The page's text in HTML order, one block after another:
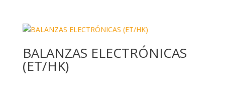
BALANZAS ELECTRÓNICAS
(ET/HK)